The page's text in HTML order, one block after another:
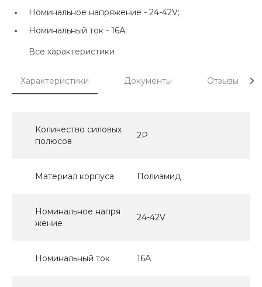
Номинальное напряжение - 24-42V;
Номинальный ток - 16А;
Все характеристики
Характеристики Документы Отзывы
Количество силовых
полюсов
2P
Материал корпуса Полиамид
Номинальное напря
жение
24-42V
Номинальный ток 16А